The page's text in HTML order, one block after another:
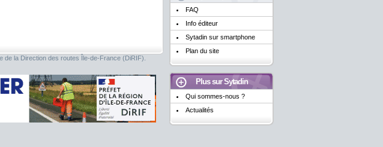
FAQ
Info éditeur
Sytadin sur smartphone
Plan du site
Plus sur Sytadin
Qui sommes-nous ?
Actualités
la Direction des routes Île-de-France (DiRIF).